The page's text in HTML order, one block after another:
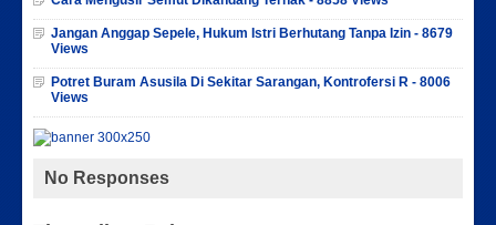
Jangan Anggap Sepele, Hukum Istri Berhutang Tanpa Izin - 8679
Views
Potret Buram Asusila Di Sekitar Sarangan, Kontrofersi R - 8006
Views
No Responses